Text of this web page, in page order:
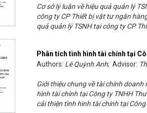
Cơ sở lý luận về hiệu quả quản lý
công ty CP Thiết bị vật tư ngân
quả quản lý TSNH tại công ty CP
Phân tích tình hình tài chính tại
Authors: Lê Quỳnh Anh; Advisor:
Giới thiệu chung về tài chính
hình tài chính tại Công ty TNHH
cải thiện tình hình tài chính tại